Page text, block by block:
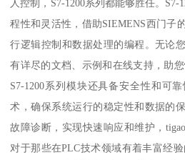
人控制，S7-1200系列都能够胜任。
程性和灵活性，借助SIEMENS西门子
行逻辑控制和数据处理的编程。无论
有详尽的文档、示例和在线支持，助
S7-1200系列模块还具备安全性和可
术，确保系统运行的稳定性和数据的
故障诊断，实现快速响应和维护，
对于那些在PLC技术领域有着丰富经